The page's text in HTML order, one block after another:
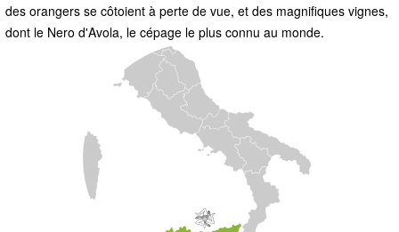
des orangers se côtoient à perte de vue, et des magnifiques vignes,
dont le Nero d'Avola, le cépage le plus connu au monde.